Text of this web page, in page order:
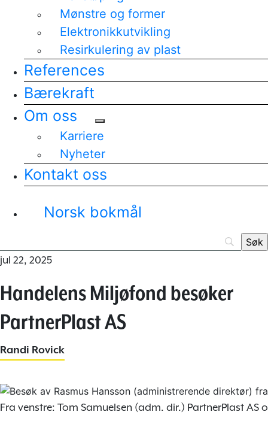
Mønstre og former
Elektronikkutvikling
Resirkulering av plast
References
Bærekraft
Om oss
Karriere
Nyheter
Kontakt oss
Norsk bokmål
jul 22, 2025
Handelens Miljøfond besøker
PartnerPlast AS
Randi Rovick
Fra venstre: Tom Samuelsen (adm. dir.) PartnerPlast